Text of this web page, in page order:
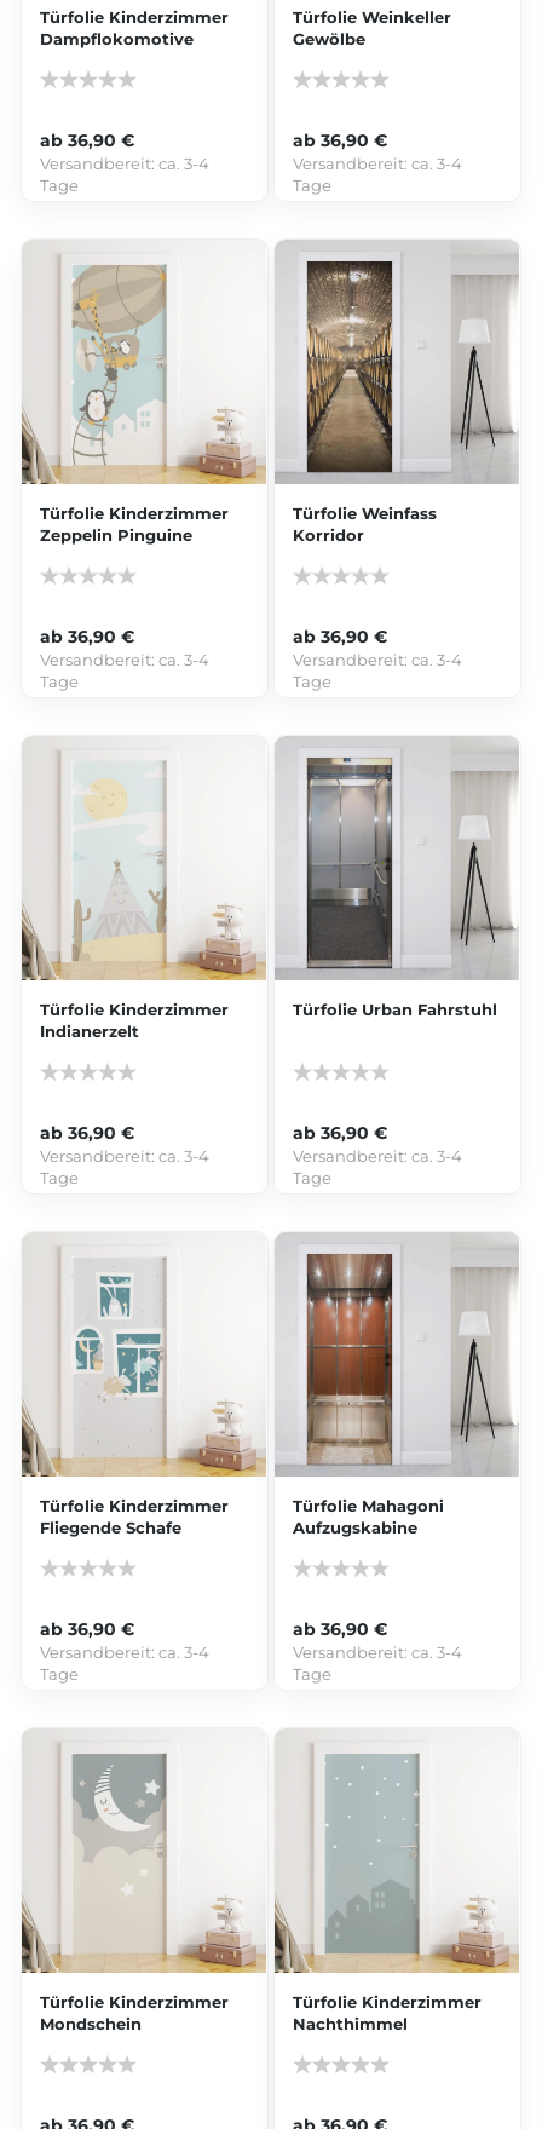
Türfolie Kinderzimmer
Dampflokomotive
ab 36,90 €
Versandbereit:ca. 3-4
Tage
Türfolie Weinkeller
Gewölbe
ab 36,90 €
Versandbereit:ca. 3-4
Tage
Türfolie Kinderzimmer
Zeppelin Pinguine
ab 36,90 €
Versandbereit:ca. 3-4
Tage
Türfolie Weinfass
Korridor
ab 36,90 €
Versandbereit:ca. 3-4
Tage
Türfolie Kinderzimmer
Indianerzelt
ab 36,90 €
Versandbereit:ca. 3-4
Tage
Türfolie Urban Fahrstuhl
ab 36,90 €
Versandbereit:ca. 3-4
Tage
Türfolie Kinderzimmer
Fliegende Schafe
ab 36,90 €
Versandbereit:ca. 3-4
Tage
Türfolie Mahagoni
Aufzugskabine
ab 36,90 €
Versandbereit:ca. 3-4
Tage
Türfolie Kinderzimmer
Mondschein
Türfolie Kinderzimmer
Nachthimmel